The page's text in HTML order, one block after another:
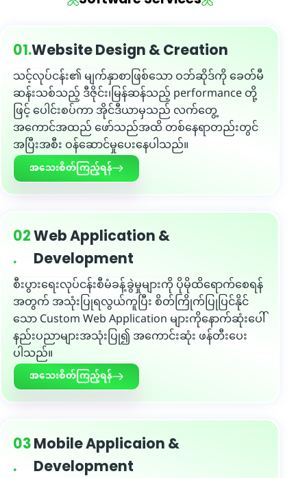
01.Website Design & Creation
သင့်လုပ်ငန်း၏ မျက်နှာစာဖြစ်သော ဝဘ်ဆိုဒ်ကို ခေတ်မီ
ဆန်းသစ်သည့် ဒီဇိုင်း၊မြန်ဆန်သည့် performance တို့
ဖြင့် ပေါင်းစပ်ကာ အိုင်ဒီယာမှသည် လက်တွေ့
အကောင်အထည် ဖော်သည်အထိ တစ်နေရာတည်းတွင်
အပြီးအစီး ဝန်ဆောင်မှုပေးနေပါသည်။
အသေးစိတ်ကြည့်ရန်
02
.
Web Application &
Development
စီးပွားရေးလုပ်ငန်းစီမံခန့်ခွဲမှုများကို ပိုမိုထိရောက်စေရန်
အတွက် အသုံးပြုရလွယ်ကူပြီး စိတ်ကြိုက်ပြုပြင်နိုင်
သော Custom Web Application များကိုနောက်ဆုံးပေါ်
နည်းပညာများအသုံးပြု၍ အကောင်းဆုံး ဖန်တီးပေး
ပါသည်။
အသေးစိတ်ကြည့်ရန်
03
.
Mobile Applicaion &
Development